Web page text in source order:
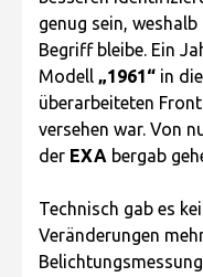
genug sein,
Begriff bleibe. Ein
Modell „1961“ in
überarbeiteten
versehen war. Von
der EXA bergab
Technisch gab es
Veränderungen